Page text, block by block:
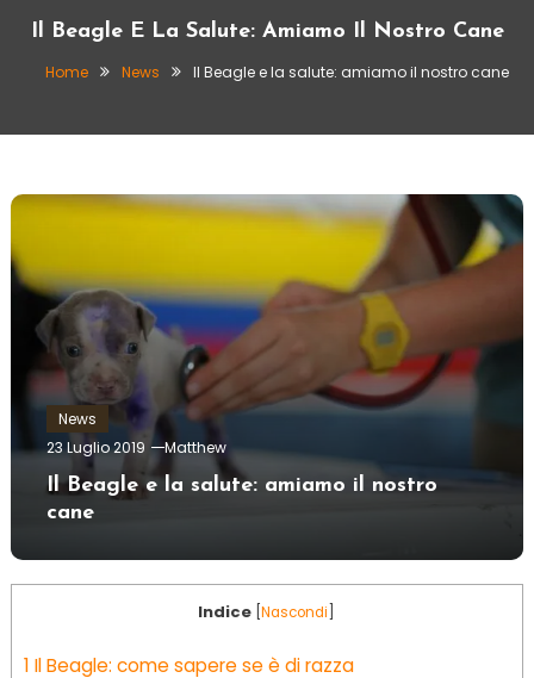
Il Beagle E La Salute: Amiamo Il Nostro Cane
Home News Il Beagle e la salute: amiamo il nostro cane
News
23 Luglio 2019
Matthew
Il Beagle e la salute: amiamo il nostro
cane
Indice [Nascondi
1 Il Beagle: come sapere se è di razza